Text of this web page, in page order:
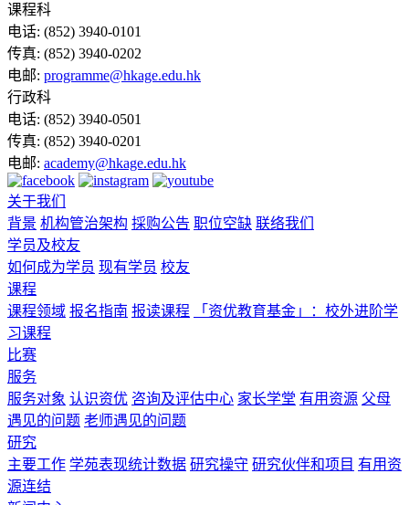
课程科
电话: (852) 3940-0101
传真: (852) 3940-0202
电邮: programme@hkage.edu.hk
行政科
电话: (852) 3940-0501
传真: (852) 3940-0201
电邮: academy@hkage.edu.hk
关于我们
背景 机构管治架构 採购公告 职位空缺 联络我们
学员及校友
如何成为学员 现有学员 校友
课程
课程领域 报名指南 报读课程
「资优教育基金」：校外进阶学
习课程
比赛
服务
服务对象 认识资优 咨询及评估中心 家长学堂 有用资源 父母
遇见的问题 老师遇见的问题
研究
主要工作 学苑表现统计数据 研究操守 研究伙伴和项目 有用资
源连结